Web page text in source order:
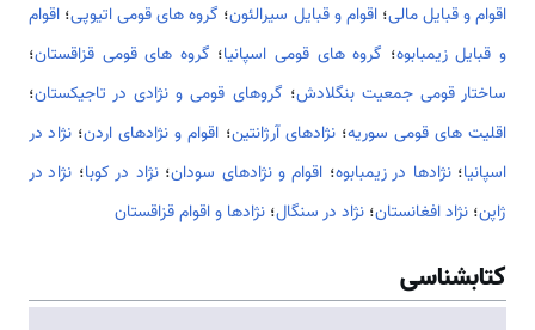
اقوام و قبایل مالی؛اقوام و قبایل سیرالئون؛ گروه های قومی اتیوپی؛ اقوام
و قبایل زیمبابوه؛ گروه های قومی اسپانیا؛ گروه های قومی قزاقستان؛
ساختار قومی جمعیت بنگلادش؛ گروهای قومی و نژادی در تاجیکستان؛
اقلیت های قومی سوریه؛نژادهای آرژانتین؛ اقوام و نژادهای اردن؛ نژاد در
اسپانیا؛نژادها در زیمبابوه؛ اقوام و نژادهای سودان؛نژاد در کوبا؛ نژاد در
ژاپن؛ نژاد افغانستان؛ نژاد در سنگال؛ نژادها و اقوام قزاقستان
کتابشناسی